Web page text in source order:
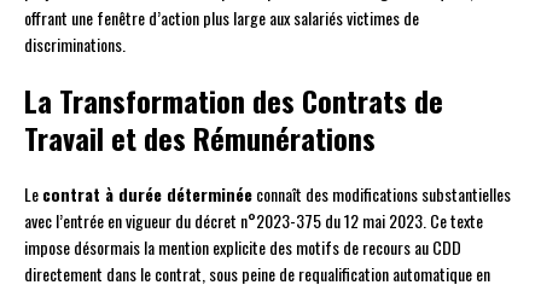
offrant une fenêtre d’action plus large aux salariés victimes de
discriminations.
La Transformation des Contrats de
Travail et des Rémunérations
Lecontrat à durée déterminéeconnaît des modifications substantielles
avec l’entrée en vigueur du décret n°2023-375 du 12 mai 2023. Ce texte
impose désormais la mention explicite des motifs de recours au CDD
directement dans le contrat, sous peine de requalification automatique en